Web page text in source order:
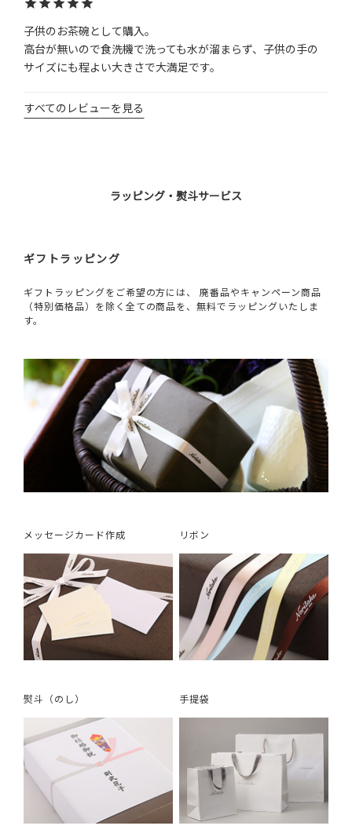
子供のお茶碗として購入。
高台が無いので食洗機で洗っても水が溜まらず、子供の手の
サイズにも程よい大きさで大満足です。
すべてのレビューを見る
ラッピング・熨斗サービス
ギフトラッピング
ギフトラッピングをご希望の方には、 廃番品やキャンペーン商品
（特別価格品）を除く全ての商品を、無料でラッピングいたしま
す。
メッセージカード作成 リボン
熨斗（のし） 手提袋